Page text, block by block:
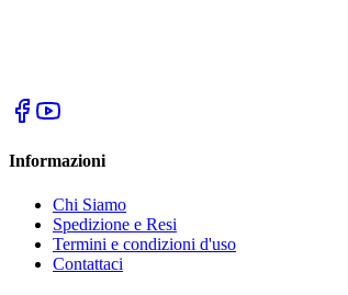
Informazioni
Chi Siamo
Spedizione e Resi
Termini e condizioni d'uso
Contattaci